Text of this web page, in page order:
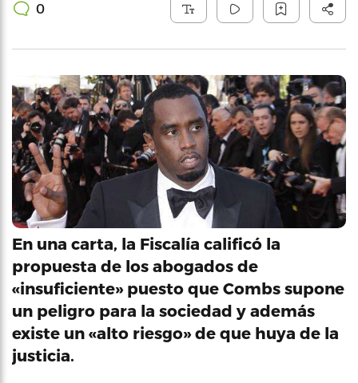
0
En una carta, la Fiscalía calificó la
propuesta de los abogados de
«insuficiente» puesto que Combs supone
un peligro para la sociedad y además
existe un «alto riesgo» de que huya de la
justicia.